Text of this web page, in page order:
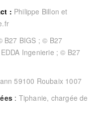
: Philippe Billon et
B27 BIGS ; © B27
Ingenierie ; © B27
59100 Roubaix 1007
: Tiphanie, chargée de